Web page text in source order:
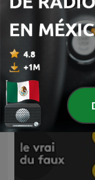
franceinfo: